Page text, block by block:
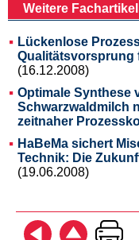
Weitere
Lückenlose
Qualitätsvorsprung
(16.12.2008)
Optimale Synthese
Schwarzwaldmilch
zeitnaher
HaBeMa sichert
Technik: Die
(19.06.2008)